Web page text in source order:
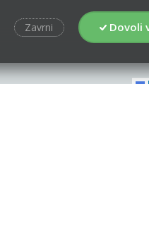
Zavrni Dovoli